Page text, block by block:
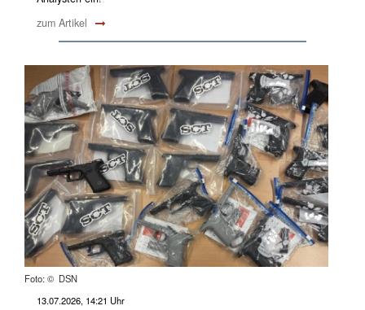
zum Artikel
Foto: © DSN
13.07.2026, 14:21 Uhr